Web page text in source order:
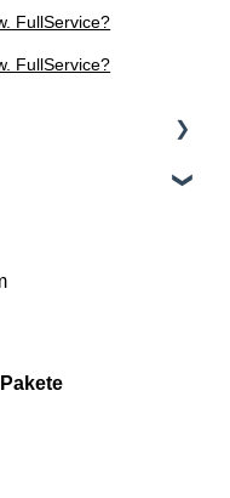
FullService?
FullService?
Deutsche